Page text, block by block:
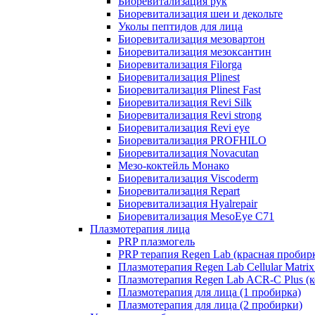
Биоревитализация шеи и декольте
Уколы пептидов для лица
Биоревитализация мезовартон
Биоревитализация мезоксантин
Биоревитализация Filorga
Биоревитализация Plinest
Биоревитализация Plinest Fast
Биоревитализация Revi Silk
Биоревитализация Revi strong
Биоревитализация Revi eye
Биоревитализация PROFHILO
Биоревитализация Novacutan
Мезо-коктейль Монако
Биоревитализация Viscoderm
Биоревитализация Repart
Биоревитализация Hyalrepair
Биоревитализация MesoEye C71
Плазмотерапия лица
PRP плазмогель
PRP терапия Regen Lab (красная
Плазмотерапия Regen Lab Cellular
Плазмотерапия Regen Lab ACR-C Plus
Плазмотерапия для лица (1 пробирка)
Плазмотерапия для лица (2 пробирки)